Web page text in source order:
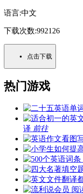
语言:中文
下载次数:992126
点击下载
热门游戏
译 前往